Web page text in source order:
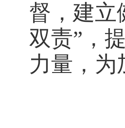
督，建立
双责”，
力量，为